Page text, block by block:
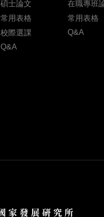
碩士論文
常用表格
校際選課
Q&A
在職專班
常用表格
Q&A